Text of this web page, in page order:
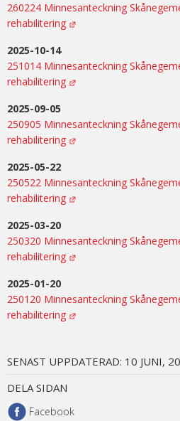
260224 Minnesanteckning
rehabilitering
2025-10-14
251014 Minnesanteckning
rehabilitering
2025-09-05
250905 Minnesanteckning
rehabilitering
2025-05-22
250522 Minnesanteckning
rehabilitering
2025-03-20
250320 Minnesanteckning
rehabilitering
2025-01-20
250120 Minnesanteckning
rehabilitering
SENAST UPPDATERAD: 10 JUNI,
DELA SIDAN
Facebook